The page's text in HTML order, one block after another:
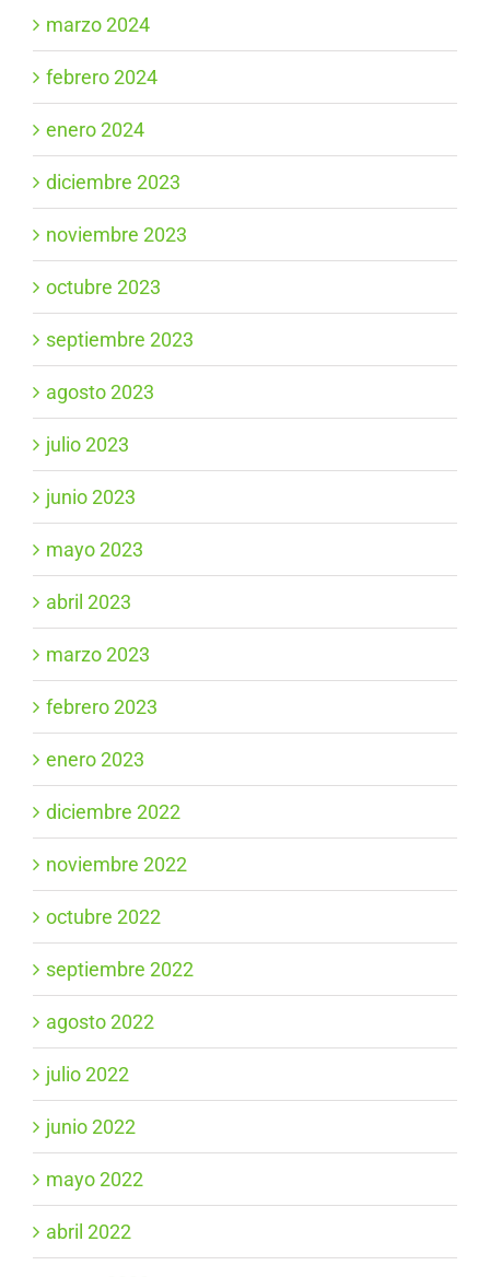
marzo 2024
febrero 2024
enero 2024
diciembre 2023
noviembre 2023
octubre 2023
septiembre 2023
agosto 2023
julio 2023
junio 2023
mayo 2023
abril 2023
marzo 2023
febrero 2023
enero 2023
diciembre 2022
noviembre 2022
octubre 2022
septiembre 2022
agosto 2022
julio 2022
junio 2022
mayo 2022
abril 2022